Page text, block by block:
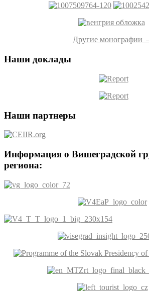
Другие монографии
Наши доклады
Наши партнеры
Информация о Вишеградской
региона: